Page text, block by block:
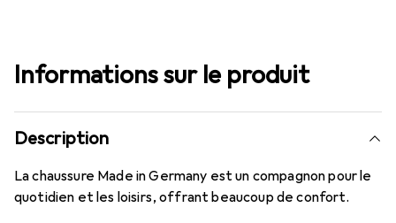
Informations sur le produit
Description
La chaussure Made in Germany est un compagnon pour le
quotidien et les loisirs, offrant beaucoup de confort.